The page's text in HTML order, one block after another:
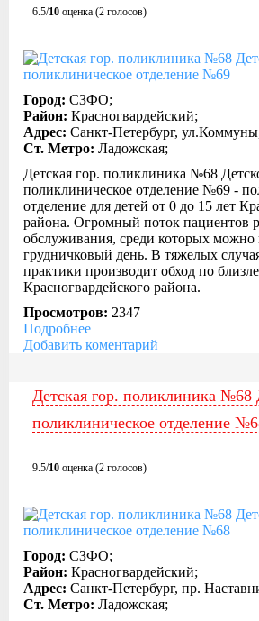
6.5/10 оценка (2 голосов)
Город: СЗФО;
Район: Красногвардейский;
Адрес: Санкт-Петербург,
Ст. Метро: Ладожская;
Детская гор. поликлиника №68
поликлиническое отделение №69 -
отделение для детей от 0 до 15 лет
района. Огромный поток пациентов
обслуживания, среди которых можно
грудничковый день. В тяжелых
практики производит обход по
Красногвардейского района.
Просмотров: 2347
Подробнее
Добавить коментарий
Детская гор. поликлиника №68
поликлиническое отделение
9.5/10 оценка (2 голосов)
Город: СЗФО;
Район: Красногвардейский;
Адрес: Санкт-Петербург, пр.
Ст. Метро: Ладожская;